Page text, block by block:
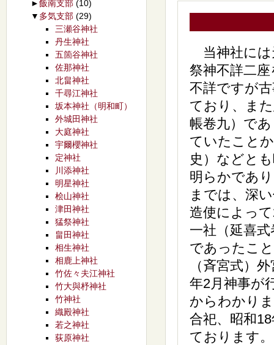
当神社には
祭神不詳二
不詳ですが
ており、ま
帳卷九）で
ていたこと
史）などと
明らかであ
までは、深
造使によっ
一社（延喜
であったこ
（斉宮式）
年2月神事が
からわかり
合祀、昭和
ております
►飯南支部 (10)
▼ 多気支部 (29)
三瀬谷神社
丹生神社
五箇谷神社
佐那神社
北畠神社
千尋江神社
坂本神社（明和町）
外城田神社
大庭神社
宇爾櫻神社
定神社
川添神社
明星神社
桧山神社
津田神社
猛祭神社
畠田神社
相生神社
相鹿上神社
竹佐々夫江神社
竹大與杼神社
竹神社
織殿神社
若之神社
荻原神社